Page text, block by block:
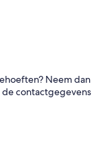
Neem dan
contactgegevens